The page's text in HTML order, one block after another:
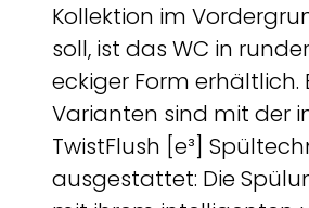
Kollektion im
soll, ist das WC in
eckiger Form erhältlich.
Varianten sind mit der
TwistFlush [e³]
ausgestattet: Die